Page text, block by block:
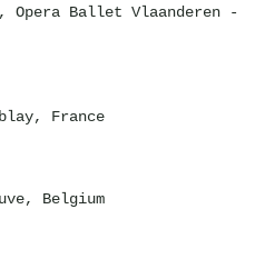
Opera Ballet Vlaanderen-
France
Belgium